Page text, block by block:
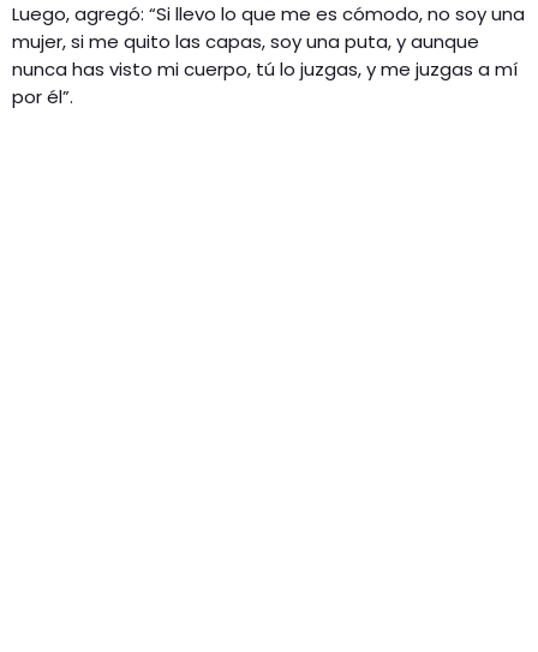
Luego, agregó: “Si llevo lo que me es cómodo, no soy una
mujer, si me quito las capas, soy una puta, y aunque
nunca has visto mi cuerpo, tú lo juzgas, y me juzgas a mí
por él”.